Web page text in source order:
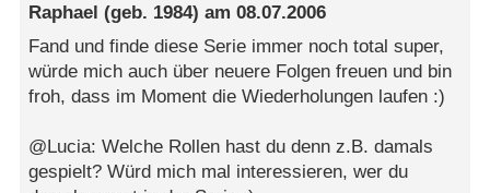
Raphael (geb. 1984) am08.07.2006
Fand und finde diese Serie immer noch total super,
würde mich auch über neuere Folgen freuen und bin
froh, dass im Moment die Wiederholungen laufen :)
@Lucia: Welche Rollen hast du denn z.B. damals
gespielt? Würd mich mal interessieren, wer du